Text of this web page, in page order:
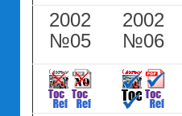
2002
№05
2002
№06